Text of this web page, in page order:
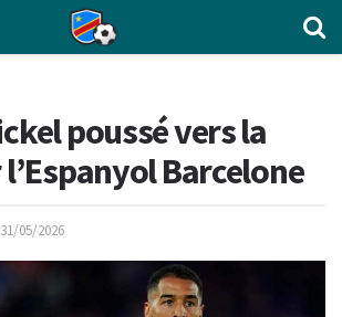
poussé vers la
Barcelone
31/05/2026